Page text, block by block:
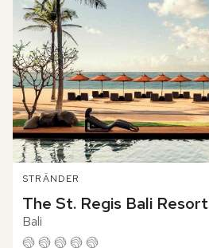
STRÄNDER
The St. Regis Bali Resort
Bali